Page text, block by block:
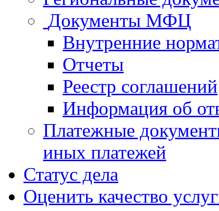
Документы МФЦ
Внутренние
Отчеты
Реестр соглашений
Информация об
Платежные
иных платежей
Статус дела
Оценить качество